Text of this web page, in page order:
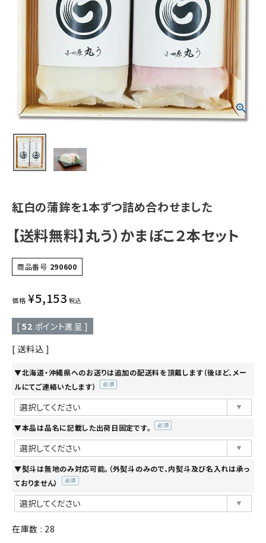
紅白の蒲鉾を1本ずつ詰め合わせました
【送料無料】丸う）かまぼこ２本セット
商品番号 290600
価格 ¥5,153 税込
[ 52 ポイント進呈 ]
送料込
▼北海道・沖縄県へのお送りは追加の配送料を頂戴します（後ほど、メー
ルにてご連絡いたします）
▼本品は品名に記載した出荷日固定です。
▼熨斗は無地のみ対応可能。（外熨斗のみので、内熨斗及び名入れは承っ
ておりません）
須)
在庫数 28